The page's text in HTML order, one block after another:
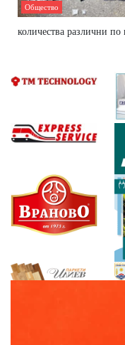
Общество
количества различни